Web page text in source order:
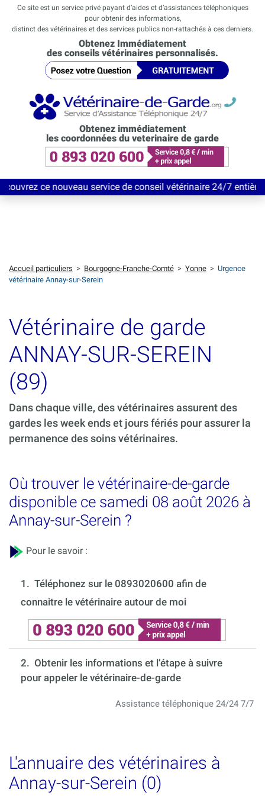
Ce site est un service privé payant d’aides et d’assistances téléphoniques
pour obtenir des informations,
distinct des vétérinaires et des services publics non-rattachés à ces derniers.
Obtenez Immédiatement
des conseils vétérinaires personnalisés.
Obtenez immédiatement
les coordonnées du veterinaire de garde
nouveau service de conseil vétérinaire 24/7 entièrement
Accueil particuliers > Bourgogne-Franche-Comté > Yonne > Urgence
vétérinaire Annay-sur-Serein
Vétérinaire de garde
ANNAY-SUR-SEREIN
(89)
Dans chaque ville, des vétérinaires assurent des
gardes les week ends et jours fériés pour assurer la
permanence des soins vétérinaires.
Où trouver le vétérinaire-de-garde
disponible ce samedi 08 août 2026 à
Annay-sur-Serein ?
Pour le savoir :
1. Téléphonez sur le 0893020600 afin de
connaitre le vétérinaire autour de moi
2. Obtenir les informations et l’étape à suivre
pour appeler le vétérinaire-de-garde
Assistance téléphonique 24/24 7/7
L'annuaire des vétérinaires à
Annay-sur-Serein (0)